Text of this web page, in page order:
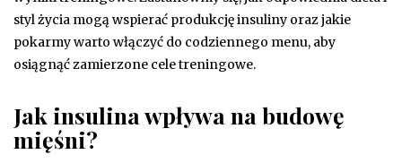
styl życia mogą wspierać produkcję insuliny oraz jakie
pokarmy warto włączyć do codziennego menu, aby
osiągnąć zamierzone cele treningowe.
Jak insulina wpływa na budowę
mięśni?